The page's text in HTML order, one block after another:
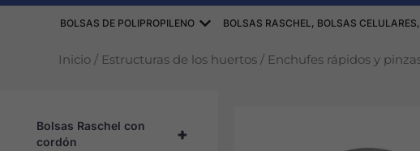
BOLSAS DE POLIPROPILENO Abierto WORKI POLIPROPYLENOWE
BOLSAS RASCHEL, BOLSAS CELULARES,
Inicio / Estructuras de los huertos / Enchufes rápidos y
+
Bolsas Raschel con
cordón